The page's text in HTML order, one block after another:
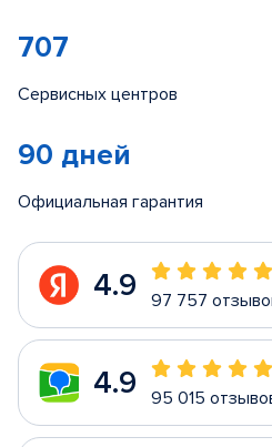
707
Сервисных центров
90 дней
Официальная гарантия
4.9 97 757
4.9 95 015